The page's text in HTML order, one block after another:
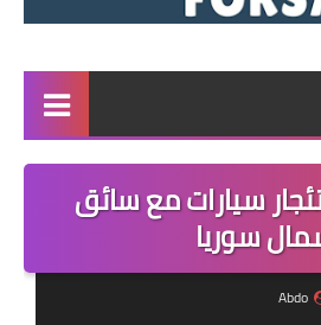
القائمة
مناقصات
فرص عمل داخل سوريا
سيارات مع سائق
سوريا
Abdo